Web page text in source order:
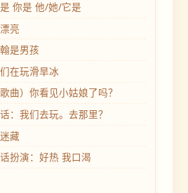
你是 他/她/它是
亮
是男孩
在玩滑旱冰
歌曲）你看见小姑娘了吗？
：我们去玩。去那里？
藏
扮演：好热 我口渴